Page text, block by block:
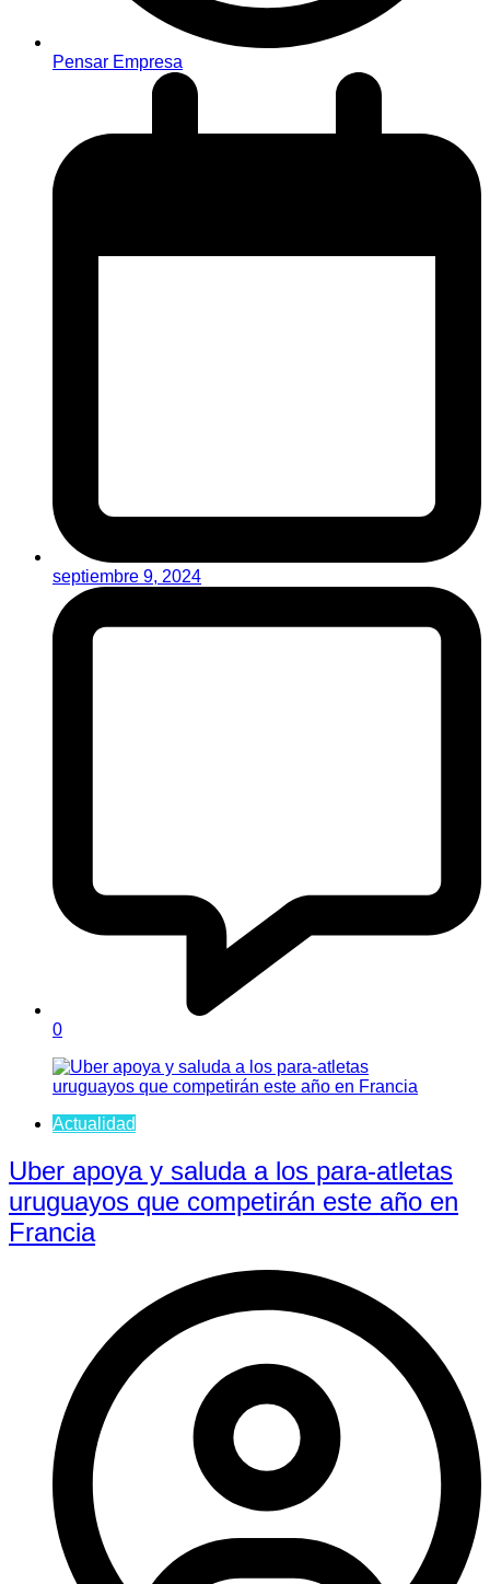
Pensar Empresa
septiembre 9, 2024
0
Actualidad
Uber apoya y saluda a los para-atletas
uruguayos que competirán este año en
Francia